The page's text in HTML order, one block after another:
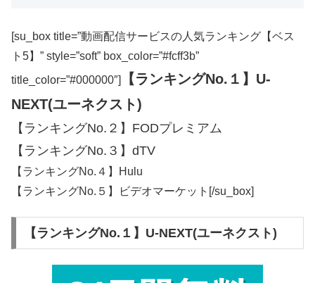
[su_box title=”動画配信サービスの人気ランキング【ベス
ト5】” style=”soft” box_color=”#fcff3b”
title_color=”#000000″]
【ランキングNo.１】U-
NEXT(ユーネクスト)
【ランキングNo.２】FODプレミアム
【ランキングNo.３】dTV
【ランキングNo.４】Hulu
【ランキングNo.５】ビデオマーケット[/su_box]
【ランキングNo.１】U-NEXT(ユーネクスト)